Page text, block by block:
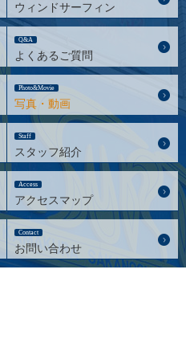
ウィンドサーフィン
Q&A
よくあるご質問
Photo&Movie
写真・動画
Staff
スタッフ紹介
Access
アクセスマップ
Contact
お問い合わせ